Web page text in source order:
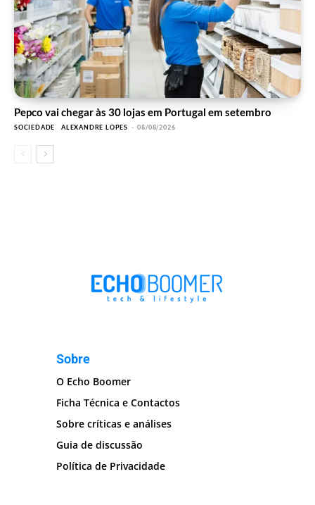
Pepco vai chegar às 30 lojas em Portugal em setembro
SOCIEDADE ALEXANDRE LOPES - 08/08/2026
Sobre
O Echo Boomer
Ficha Técnica e Contactos
Sobre críticas e análises
Guia de discussão
Política de Privacidade